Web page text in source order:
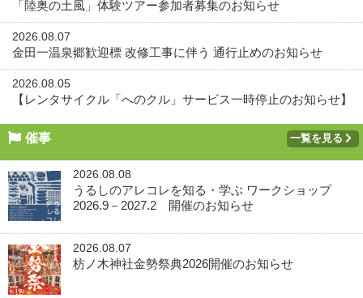
「陸奥の土風」体験ツアー参加者募集のお知らせ
2026.08.07
金田一温泉郷歓迎標 改修工事に伴う 通行止めのお知らせ
2026.08.05
【レンタサイクル「へのクル」サービス一時停止のお知らせ】
催事 一覧を見る
2026.08.08
うるしのアレコレを知る・学ぶ ワークショップ
2026.9－2027.2 開催のお知らせ
2026.08.07
枋ノ木神社金勢祭典2026開催のお知らせ